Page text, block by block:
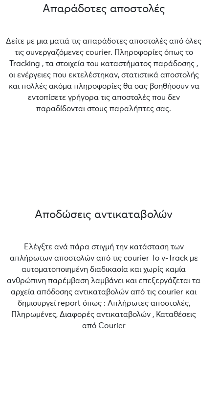
Απαράδοτες αποστολές
Δείτε με μια ματιά τις απαράδοτες αποστολές από όλες
τις συνεργαζόμενες courier. Πληροφορίες όπως το
Tracking , τα στοιχεία του καταστήματος παράδοσης ,
οι ενέργειες που εκτελέστηκαν, στατιστικά αποστολής
και πολλές ακόμα πληροφορίες θα σας βοηθήσουν να
εντοπίσετε γρήγορα τις αποστολές που δεν
παραδίδονται στους παραλήπτες σας.
Αποδώσεις αντικαταβολών
Ελέγξτε ανά πάρα στιγμή την κατάσταση των
απλήρωτων αποστολών από τις courier Το v-Track με
αυτοματοποιημένη διαδικασία και χωρίς καμία
ανθρώπινη παρέμβαση λαμβάνει και επεξεργάζεται τα
αρχεία απόδοσης αντικαταβολών από τις courier και
δημιουργεί report όπως : Απλήρωτες αποστολές,
Πληρωμένες, Διαφορές αντικαταβολών , Καταθέσεις
από Courier